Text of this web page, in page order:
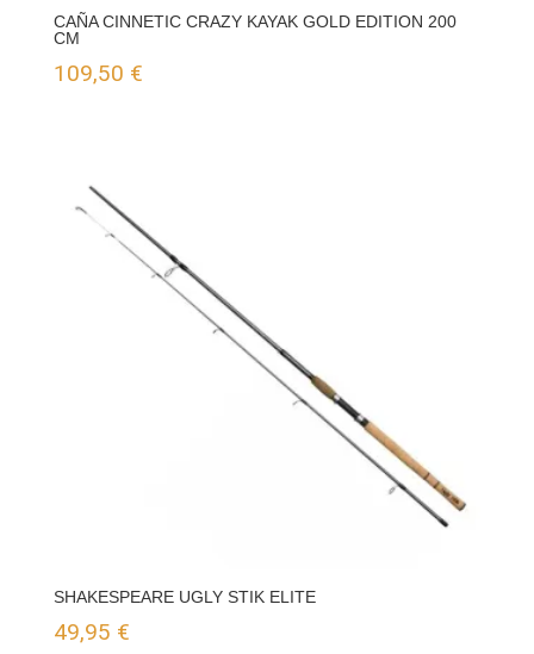
CAÑA CINNETIC CRAZY KAYAK GOLD EDITION 200
CM
109,50 €
SHAKESPEARE UGLY STIK ELITE
49,95 €